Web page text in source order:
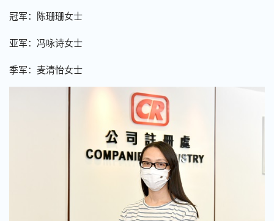
冠军：陈珊珊女士
亚军：冯咏诗女士
季军：麦清怡女士